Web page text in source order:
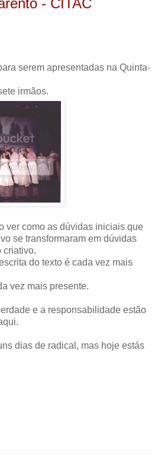
- CITAC
serem apresentadas na Quinta-
irmãos.
ver como as dúvidas iniciais que
se transformaram em dúvidas
criativo.
do texto é cada vez mais
vez mais presente.
e a responsabilidade estão
dias de radical, mas hoje estás